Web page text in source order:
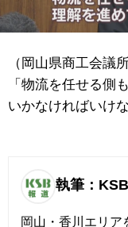
（岡山県商工会議
「物流を任せる側
いかなければいけ
執筆：
岡山・香川エリア